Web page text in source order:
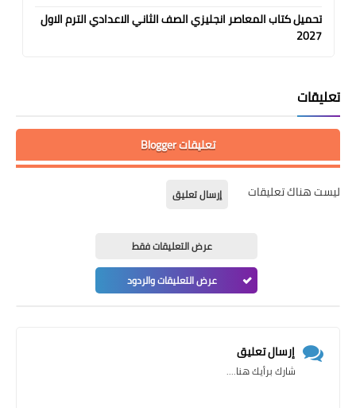
تحميل كتاب المعاصر انجليزي الصف الثاني الاعدادي الترم الاول
2027
تعليقات
تعليقات Blogger
ليست هناك تعليقات إرسال تعليق
عرض التعليقات فقط
عرض التعليقات والردود
إرسال تعليق
شارك برأيك هنا....